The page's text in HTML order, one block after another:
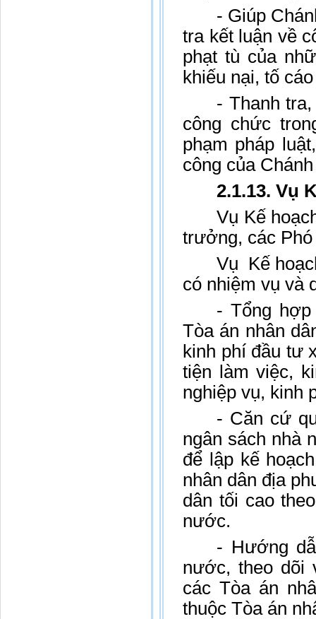
- Giúp
tra kết luận về
phạt tù của
khiếu nại, tố
- Thanh
công chức
phạm pháp
công của
2.1.13. Vụ
Vụ Kế
trưởng, các
Vụ Kế
có nhiệm vụ và
- Tổng
Tòa án nhân
kinh phí đầu tư
tiện làm việc,
nghiệp vụ, kinh
- Căn cứ
ngân sách nhà
để lập kế
nhân dân địa
dân tối cao
nước.
- Hướng
nước, theo dõi
các Tòa án
thuộc Tòa án